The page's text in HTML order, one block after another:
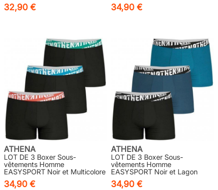
32,90 € 34,90 €
ATHENA
LOT DE 3 Boxer Sous-
vêtements Homme
EASYSPORT Noir et Multicolore
34,90 €
ATHENA
LOT DE 3 Boxer Sous-
vêtements Homme
EASYSPORT Noir et Lagon
34,90 €